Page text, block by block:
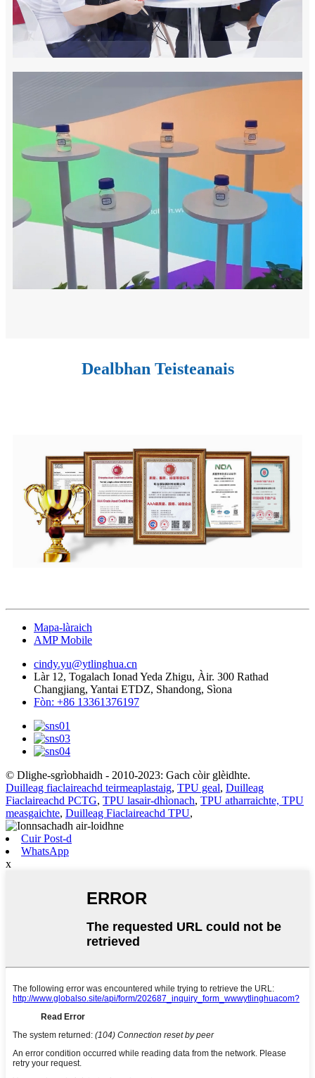
Dealbhan Teisteanais
Mapa-làraich
AMP Mobile
cindy.yu@ytlinghua.cn
Làr 12, Togalach Ionad Yeda Zhigu, Àir. 300 Rathad
Changjiang, Yantai ETDZ, Shandong, Sìona
Fòn: +86 13361376197
© Dlighe-sgrìobhaidh - 2010-2023: Gach còir glèidhte.
Duilleag fiaclaireachd teirmeaplastaig, TPU geal, Duilleag
Fiaclaireachd PCTG, TPU lasair-dhìonach, TPU atharraichte, TPU
measgaichte, Duilleag Fiaclaireachd TPU,
Cuir Post-d
WhatsApp
x